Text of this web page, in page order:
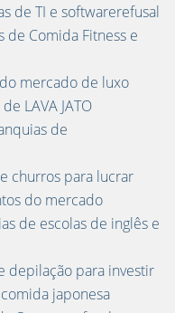
de TI e softwarerefusal
de Comida Fitness e
mercado de luxo
LAVA JATO
de
churros para lucrar
do mercado
de escolas de inglês e
depilação para investir
japonesa